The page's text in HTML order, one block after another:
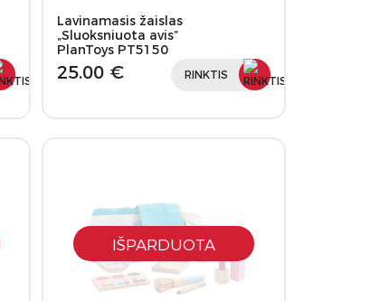
Lavinamasis žaislas
„Sluoksniuota avis”
PlanToys PT5150
25.00 € RINKTIS
IŠPARDUOTA